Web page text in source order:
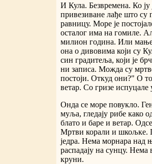
И Кула. Безвремена. Ко ју
привезиване лађе што су
равницу. Море је
осталог има на гомиле.
милион година. Или
она о дивовима који су
син градитеља, који је
ни записа. Можда су
постоји. Откуд они?" О
ветар. Со гризе испуцале
Онда се море повукло.
муља, гледају рибе како
блато и баре и ветар.
Мртви корали и шкољке.
једра. Нема морнара над
распадају на сунцу.
круни.